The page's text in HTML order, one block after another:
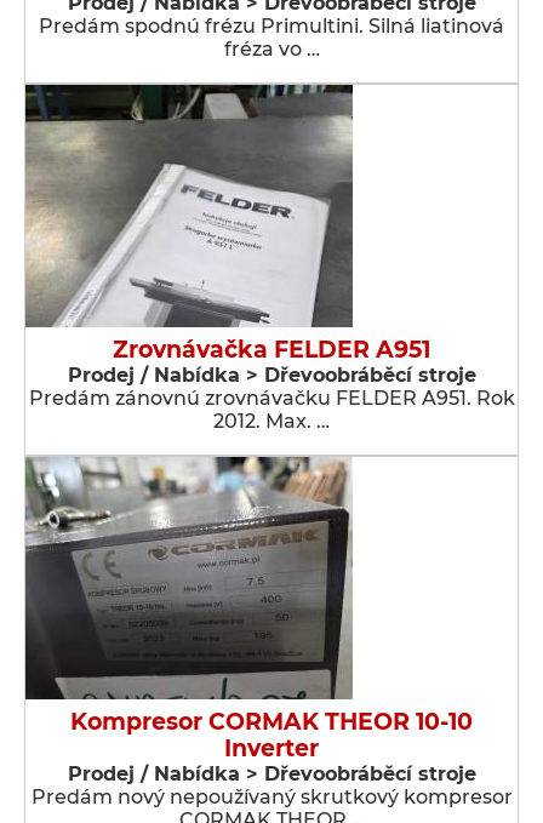
Predám spodnú frézu Primultini. Silná liatinová
fréza vo …
Zrovnávačka FELDER A951
Prodej / Nabídka > Dřevoobráběcí stroje
Predám zánovnú zrovnávačku FELDER A951. Rok
2012. Max. …
Kompresor CORMAK THEOR 10-10
Inverter
Prodej / Nabídka > Dřevoobráběcí stroje
Predám nový nepoužívaný skrutkový kompresor